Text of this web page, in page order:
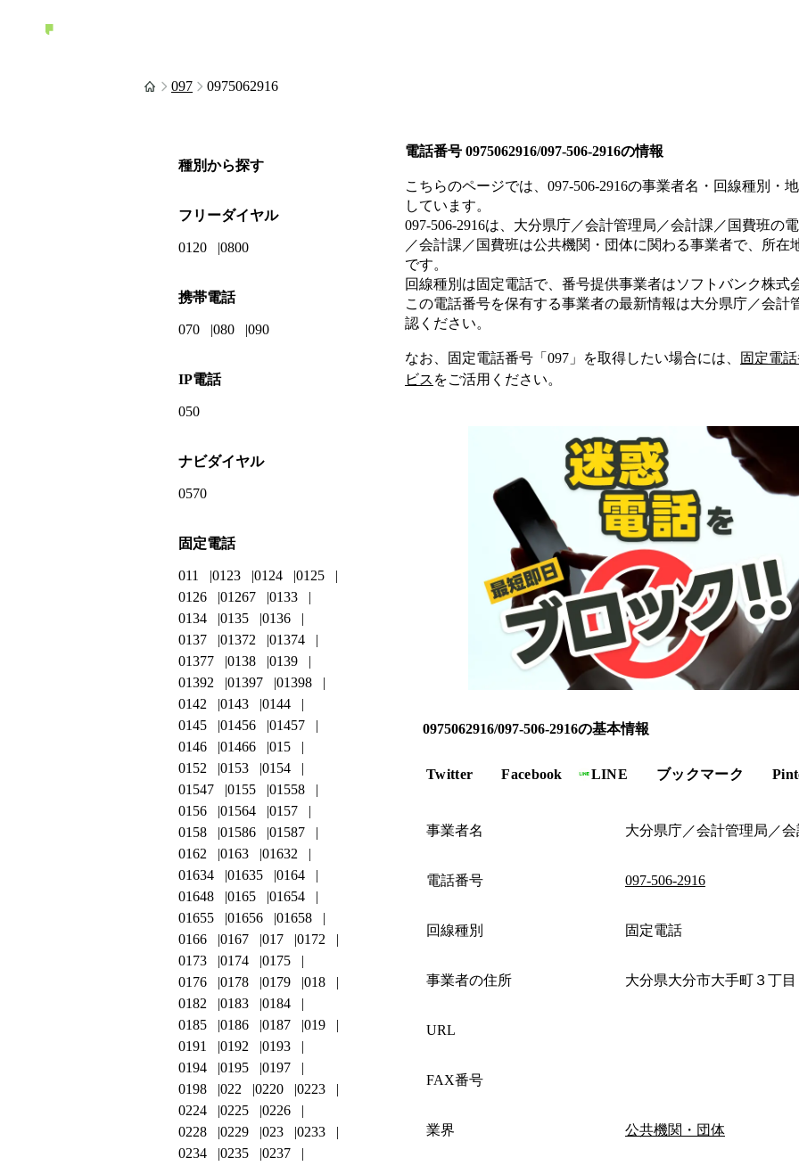
097 0975062916
電話番号 0975062916/097-506-2916の情報
こちらのページでは、 097-506-2916の事業者名・回線種別・
しています。
097-506-2916は、 大分県庁／会計管理局／会計課／国費班の
／会計課／国費班は公共機関・団体に関わる事業者で、所在
です。
回線種別は固定電話で、番号提供事業者はソフトバンク株式
この電話番号を保有する事業者の最新情報は大分県庁／会計
認ください。
なお、固定電話番号「 097 」を取得したい場合には、 固定電話
ビス をご活用ください。
0975062916/097-506-2916の基本情報
Twitter Facebook LINE ブックマーク
事業者名 大分県庁／会計管理局／
電話番号 097-506-2916
回線種別 固定電話
事業者の住所 大分県大分市大手町３丁目
URL
FAX番号
業界 公共機関・団体
種別から探す
フリーダイヤル
0120 0800
携帯電話
070 080 090
IP電話
050
ナビダイヤル
0570
固定電話
011 0123 0124
0125
0126
01267
0133
0134
0135
0136
0137
01372
01374
01377
0138
0139
01392
01397
01398
0142
0143
0144
0145
01456
01457
0146
01466
015
0152
0153
0154
01547
0155
01558
0156
01564
0157
0158
01586
01587
0162
0163
01632
01634
01635
0164
01648
0165
01654
01655
01656
01658
0166
0167 017
0172
0173
0174
0175
0176
0178 0179
018
0182
0183
0184
0185
0186 0187
019
0191
0192
0193
0194
0195
0197
0198
022 0220
0223
0224
0225
0226
0228
0229 023
0233
0234
0235
0237